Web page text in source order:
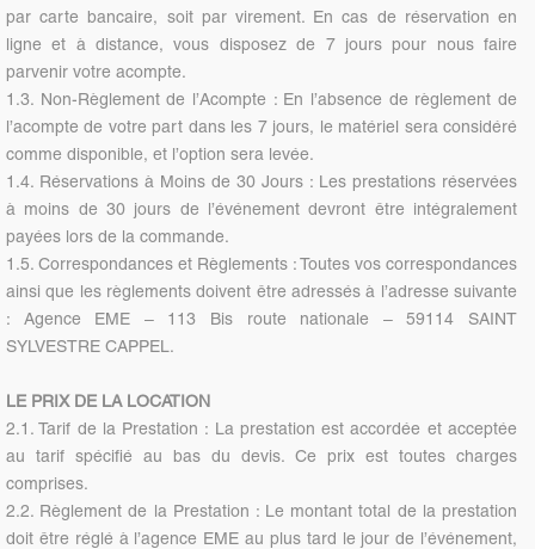
par carte bancaire, soit par virement. En cas de réservation en
ligne et à distance, vous disposez de 7 jours pour nous faire
parvenir votre acompte.
1.3. Non-Règlement de l’Acompte : En l’absence de règlement de
l’acompte de votre part dans les 7 jours, le matériel sera considéré
comme disponible, et l’option sera levée.
1.4. Réservations à Moins de 30 Jours : Les prestations réservées
à moins de 30 jours de l’événement devront être intégralement
payées lors de la commande.
1.5. Correspondances et Règlements : Toutes vos correspondances
ainsi que les règlements doivent être adressés à l’adresse suivante
: Agence EME – 113 Bis route nationale – 59114 SAINT
SYLVESTRE CAPPEL.
LE PRIX DE LA LOCATION
2.1. Tarif de la Prestation : La prestation est accordée et acceptée
au tarif spécifié au bas du devis. Ce prix est toutes charges
comprises.
2.2. Règlement de la Prestation : Le montant total de la prestation
doit être réglé à l’agence EME au plus tard le jour de l’événement,